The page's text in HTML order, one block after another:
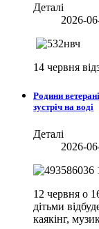
Деталі
2026-
14 червня
Родини
зустріч на воді
Деталі
2026-
12 червня о
дітьми
каякінг,